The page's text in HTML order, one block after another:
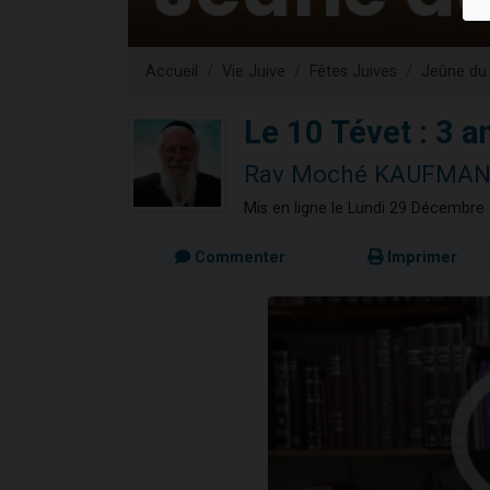
61
Il reste
Nathaniel
Accueil Vie Juive Fêtes Juives Jeûne
Le 10 Tévet : 3
Rav Moché
Mis en ligne le Lundi 29 Décembre
Commenter Imprimer